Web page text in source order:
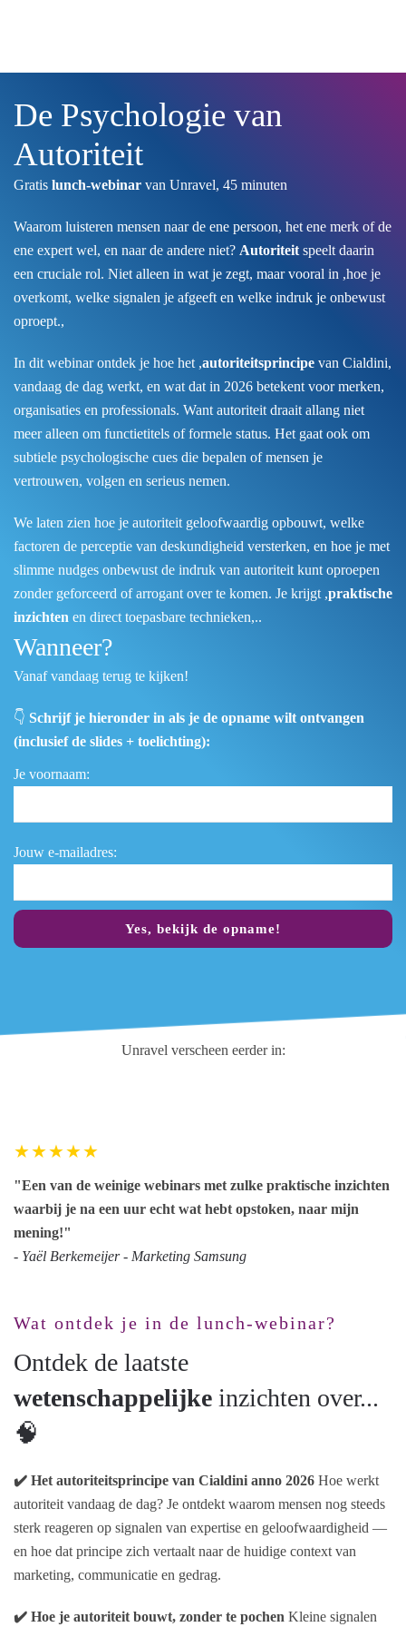
De Psychologie van
Autoriteit
Gratis lunch-webinar van Unravel, 45 minuten
Waarom luisteren mensen naar de ene persoon, het ene merk of de
ene expert wel, en naar de andere niet? Autoriteit speelt daarin
een cruciale rol. Niet alleen in wat je zegt, maar vooral in ,hoe je
overkomt, welke signalen je afgeeft en welke indruk je onbewust
oproept.,
In dit webinar ontdek je hoe het ,autoriteitsprincipe van Cialdini,
vandaag de dag werkt, en wat dat in 2026 betekent voor merken,
organisaties en professionals. Want autoriteit draait allang niet
meer alleen om functietitels of formele status. Het gaat ook om
subtiele psychologische cues die bepalen of mensen je
vertrouwen, volgen en serieus nemen.
We laten zien hoe je autoriteit geloofwaardig opbouwt, welke
factoren de perceptie van deskundigheid versterken, en hoe je met
slimme nudges onbewust de indruk van autoriteit kunt oproepen
zonder geforceerd of arrogant over te komen. Je krijgt ,praktische
inzichten en direct toepasbare technieken,..
Wanneer?
Vanaf vandaag terug te kijken!
👇 Schrijf je hieronder in als je de opname wilt ontvangen
(inclusief de slides + toelichting):
Je voornaam:
Jouw e-mailadres:
Yes, bekijk de opname!
Unravel verscheen eerder in:
"Een van de weinige webinars met zulke praktische inzichten
waarbij je na een uur echt wat hebt opstoken, naar mijn
mening!"
- Yaël Berkemeijer - Marketing Samsung
Wat ontdek je in de lunch-webinar?
Ontdek de laatste
wetenschappelijke inzichten over...
🧠
✔️ Het autoriteitsprincipe van Cialdini anno 2026 Hoe werkt
autoriteit vandaag de dag? Je ontdekt waarom mensen nog steeds
sterk reageren op signalen van expertise en geloofwaardigheid —
en hoe dat principe zich vertaalt naar de huidige context van
marketing, communicatie en gedrag.
✔️ Hoe je autoriteit bouwt, zonder te pochen Kleine signalen